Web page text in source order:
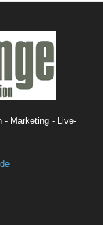
- Marketing - Live-